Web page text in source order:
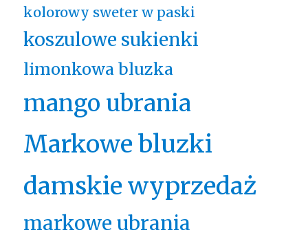
kolorowy sweter w paski
koszulowe sukienki
limonkowa bluzka
mango ubrania
Markowe bluzki
damskie wyprzedaż
markowe ubrania